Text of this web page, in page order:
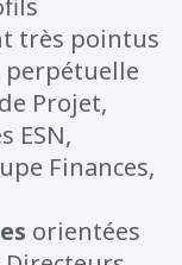
très pointus
perpétuelle
Projet,
ESN,
Finances,
orientées